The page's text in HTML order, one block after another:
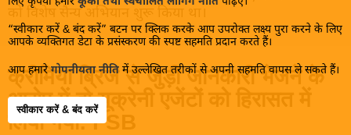
“स्वीकार करें & बंद करें” बटन पर क्लिक करके आप उपरोक्त लक्ष्य पुरा करने के लिए
आपके व्यक्तिगत डेटा के प्रसंस्करण की स्पष्ट सहमति प्रदान करते हैं।
आप हमारे गोपनीयता नीति में उल्लेखित तरीकों से अपनी सहमति वापस ले सकते हैं।
स्वीकार करें & बंद करें
को विशेष सैन्य अभियान शुरू किया था।
क्रीमिया ब्रिज से जुड़ी जानकारी भेजने के
आरोप में दो यूक्रेनी एजेंटों को हिरासत में
लिया गया: FSB